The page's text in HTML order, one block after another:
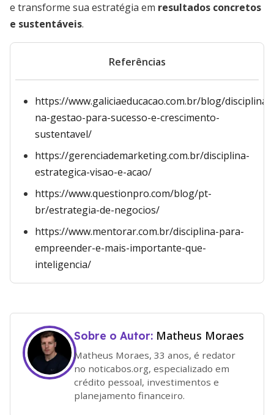
e transforme sua estratégia em resultados concretos
e sustentáveis.
Referências
https://www.galiciaeducacao.com.br/blog/disciplina-
na-gestao-para-sucesso-e-crescimento-
sustentavel/
https://gerenciademarketing.com.br/disciplina-
estrategica-visao-e-acao/
https://www.questionpro.com/blog/pt-
br/estrategia-de-negocios/
https://www.mentorar.com.br/disciplina-para-
empreender-e-mais-importante-que-
inteligencia/
Sobre o Autor: Matheus Moraes
Matheus Moraes, 33 anos, é redator
no noticabos.org, especializado em
crédito pessoal, investimentos e
planejamento financeiro.